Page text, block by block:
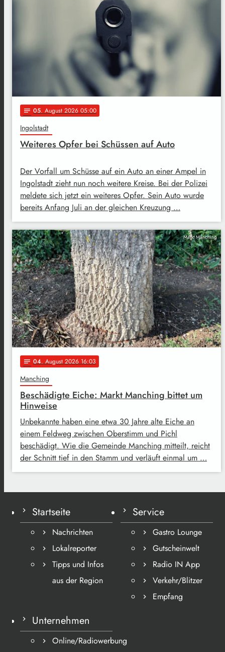
notes 05. August 2026 05:00
Ingolstadt
Weiteres Opfer bei Schüssen auf Auto
Der Vorfall um Schüsse auf ein Auto an einer Ampel in
Ingolstadt zieht nun noch weitere Kreise. Bei der Polizei
meldete sich jetzt ein weiteres Opfer. Sein Auto wurde
bereits Anfang Juli an der gleichen Kreuzung …
Markt Manching
notes 04. August 2026 16:03
Manching
Beschädigte Eiche: Markt Manching bittet um
Hinweise
Unbekannte haben eine etwa 30 Jahre alte Eiche an
einem Feldweg zwischen Oberstimm und Pichl
beschädigt. Wie die Gemeinde Manching mitteilt, reicht
der Schnitt tief in den Stamm und verläuft einmal um …
Startseite
Nachrichten
Lokalreporter
Tipps und Infos
aus der Region
Service
Gastro Lounge
Gutscheinwelt
Radio IN App
Verkehr/Blitzer
Empfang
Unternehmen
Online/Radiowerbung